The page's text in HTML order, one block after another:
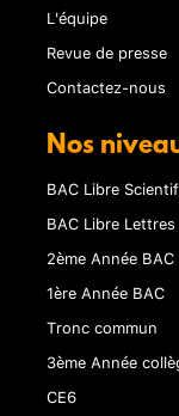
L'équipe
Revue de presse
Contactez-nous
Nos
BAC Libre
BAC Libre Lettres
2ème Année BAC
1ère Année BAC
Tronc commun
3ème Année
CE6